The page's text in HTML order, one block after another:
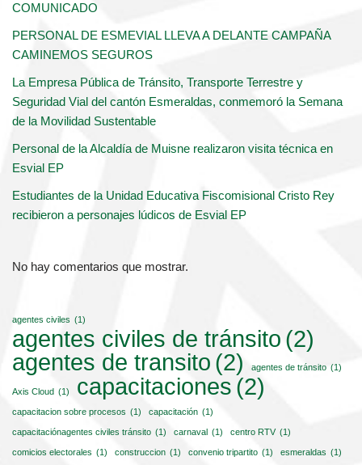
COMUNICADO
PERSONAL DE ESMEVIAL LLEVA A DELANTE CAMPAÑA
CAMINEMOS SEGUROS
La Empresa Pública de Tránsito, Transporte Terrestre y
Seguridad Vial del cantón Esmeraldas, conmemoró la Semana
de la Movilidad Sustentable
Personal de la Alcaldía de Muisne realizaron visita técnica en
Esvial EP
Estudiantes de la Unidad Educativa Fiscomisional Cristo Rey
recibieron a personajes lúdicos de Esvial EP
No hay comentarios que mostrar.
agentes civiles (1)
agentes civiles de tránsito (2)
agentes de transito (2) agentes de tránsito (1)
Axis Cloud (1) capacitaciones (2)
capacitacion sobre procesos (1) capacitación (1)
capacitaciónagentes civiles tránsito (1) carnaval (1) centro RTV (1)
comicios electorales (1) construccion (1) convenio tripartito (1) esmeraldas (1)